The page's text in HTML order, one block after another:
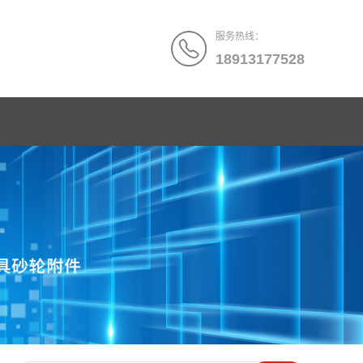
服务热线：
18913177528